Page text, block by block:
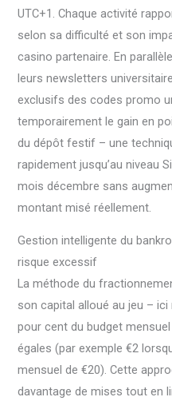
UTC+1. Chaque activité
selon sa difficulté et son
casino partenaire. En
leurs newsletters
exclusifs des codes promo
temporairement le gain en
du dépôt festif – une
rapidement jusqu’au niveau
mois décembre sans
montant misé réellement.
Gestion intelligente du
risque excessif
La méthode du
son capital alloué au jeu –
pour cent du budget
égales (par exemple €2
mensuel de €20). Cette
davantage de mises tout en